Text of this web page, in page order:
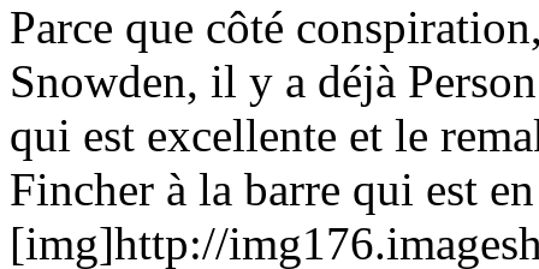
Parce que côté
Snowden, il y a déjà
qui est excellente et le
Fincher à la barre qui est
[img]http://